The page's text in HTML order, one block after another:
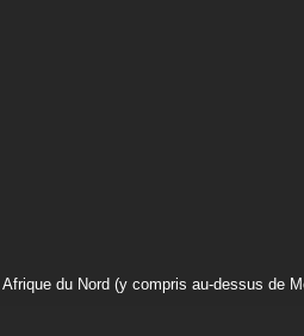
du Nord (y compris au-dessus de